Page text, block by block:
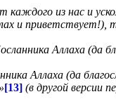
из нас и
и приветствует!),
Аллаха
Аллаха (да
[13] (в другой версии